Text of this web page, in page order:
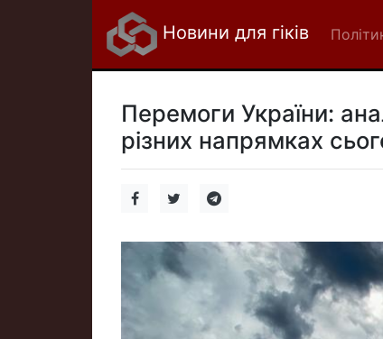
Новини для гіків
Перемоги України:
різних напрямках